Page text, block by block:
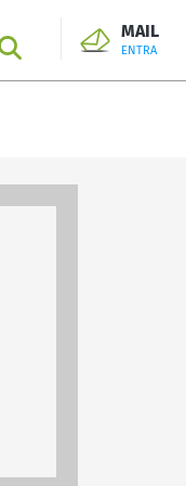
SEARCH
MAIL
ENTRA